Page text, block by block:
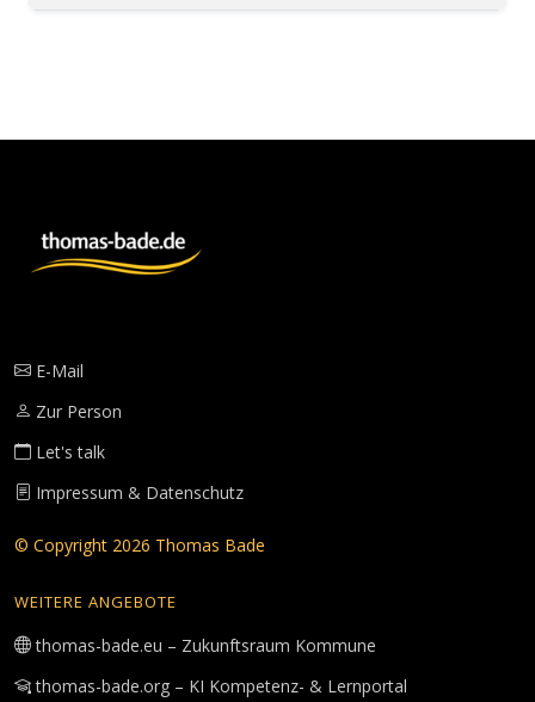
E-Mail
Zur Person
Let's talk
Impressum & Datenschutz
© Copyright 2026 Thomas Bade
WEITERE ANGEBOTE
thomas-bade.eu – Zukunftsraum Kommune
thomas-bade.org – KI Kompetenz- & Lernportal